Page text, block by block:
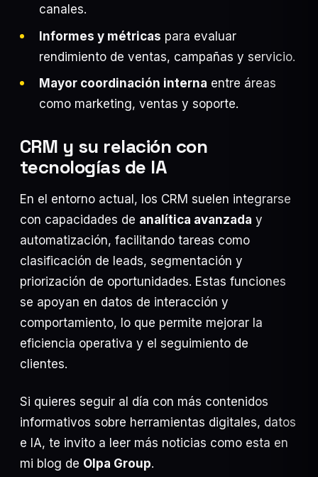
canales.
Informes y métricas para evaluar
rendimiento de ventas, campañas y servicio.
Mayor coordinación interna entre áreas
como marketing, ventas y soporte.
CRM y su relación con
tecnologías de IA
En el entorno actual, los CRM suelen integrarse
con capacidades de analítica avanzada y
automatización, facilitando tareas como
clasificación de leads, segmentación y
priorización de oportunidades. Estas funciones
se apoyan en datos de interacción y
comportamiento, lo que permite mejorar la
eficiencia operativa y el seguimiento de
clientes.
Si quieres seguir al día con más contenidos
informativos sobre herramientas digitales, datos
e IA, te invito a leer más noticias como esta en
mi blog de Olpa Group.